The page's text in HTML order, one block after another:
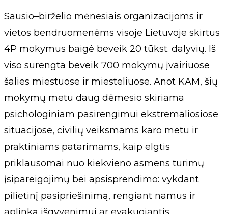
Sausio–birželio mėnesiais organizacijoms ir
vietos bendruomenėms visoje Lietuvoje skirtus
4P mokymus baigė beveik 20 tūkst. dalyvių. Iš
viso surengta beveik 700 mokymų įvairiuose
šalies miestuose ir miesteliuose. Anot KAM, šių
mokymų metu daug dėmesio skiriama
psichologiniam pasirengimui ekstremaliosiose
situacijose, civilių veiksmams karo metu ir
praktiniams patarimams, kaip elgtis
priklausomai nuo kiekvieno asmens turimų
įsipareigojimų bei apsisprendimo: vykdant
pilietinį pasipriešinimą, rengiant namus ir